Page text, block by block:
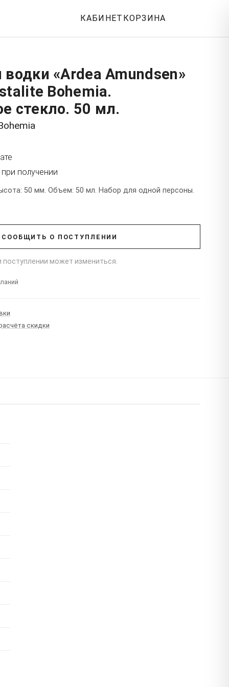
КАБИНЕТ КОРЗИНА
«Ardea Amundsen»
Bohemia.
стекло. 50 мл.
получении
50 мм. Объем: 50 мл. Набор для одной персоны.
СООБЩИТЬ О ПОСТУПЛЕНИИ
поступлении может измениться.
скидки